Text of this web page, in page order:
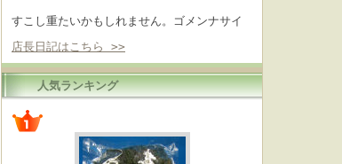
すこし重たいかもしれません。ゴメンナサイ
店長日記はこちら >>
人気ランキング